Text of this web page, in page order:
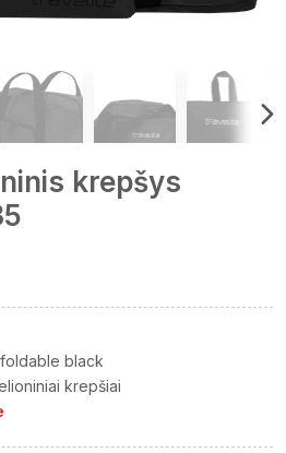
krepšys
foldable black
krepšiai